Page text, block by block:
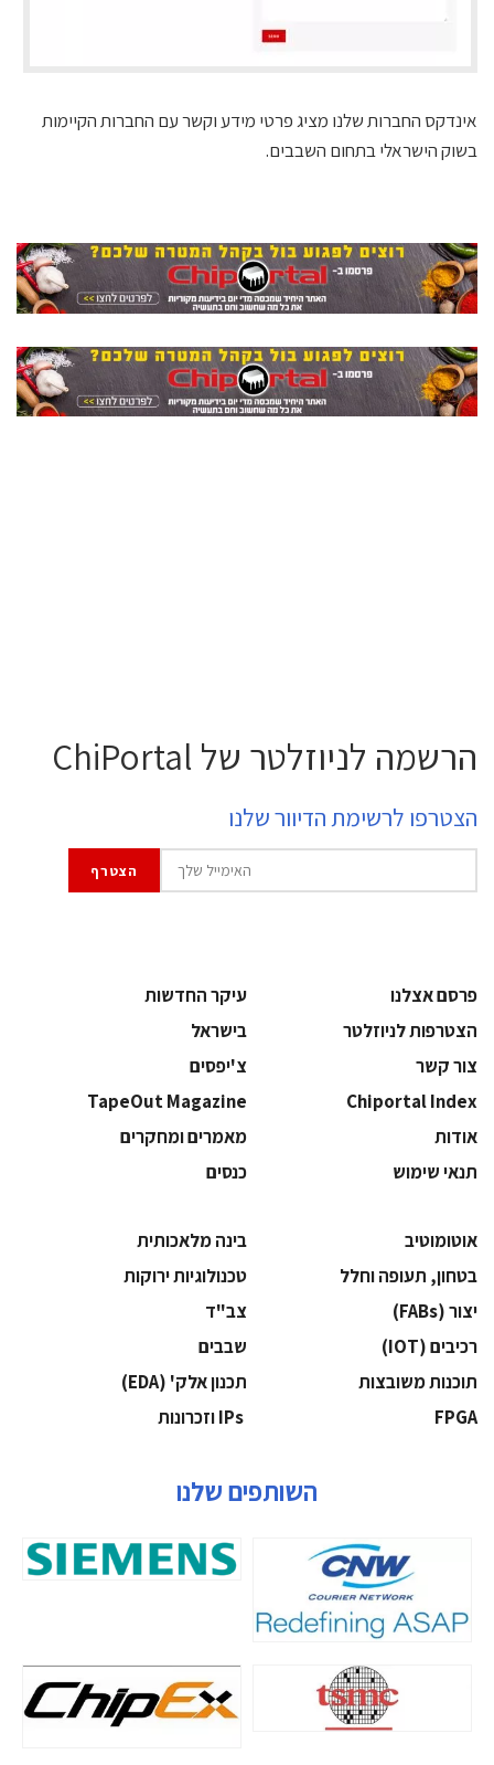
אינדקס החברות שלנו מציג פרטי מידע וקשר עם החברות הקיימות
בשוק הישראלי בתחום השבבים.
הרשמה לניוזלטר של ChiPortal
הצטרפו לרשימת הדיוור שלנו
פרסם אצלנו
עיקר החדשות
הצטרפות לניוזלטר
בישראל
צור קשר
צ'יפסים
Chiportal Index
TapeOut Magazine
אודות
מאמרים ומחקרים
תנאי שימוש
כנסים
אוטומוטיב
בינה מלאכותית
בטחון, תעופה וחלל
‫טכנולוגיות ירוקות‬
‫יצור (‪(FABs‬‬
‫צב"ד‬
‫רכיבים‬ (IOT)
‫שבבים‬
‫תוכנות משובצות‬
‫תכנון אלק' (‪(EDA‬‬
‫‪FPGA‬‬
השותפים שלנו